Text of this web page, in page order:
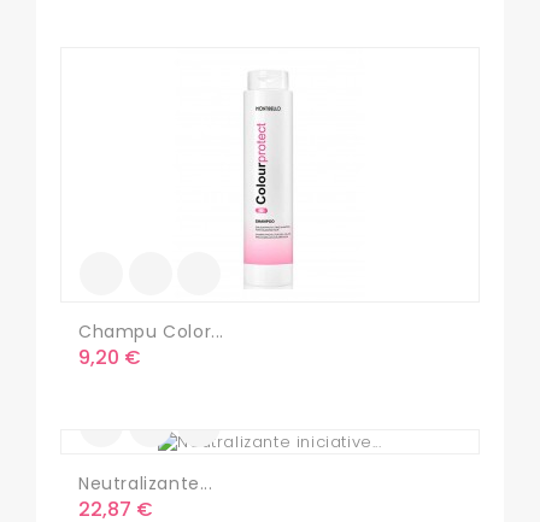
Champu Color...
Precio
9,20 €
Neutralizante...
Precio
22,87 €